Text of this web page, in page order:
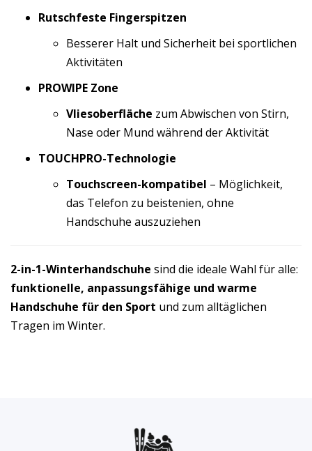
Rutschfeste Fingerspitzen
Besserer Halt und Sicherheit bei sportlichen
Aktivitäten
PROWIPE Zone
Vliesoberfläche zum Abwischen von Stirn,
Nase oder Mund während der Aktivität
TOUCHPRO-Technologie
Touchscreen-kompatibel – Möglichkeit,
das Telefon zu beistenien, ohne
Handschuhe auszuziehen
2-in-1-Winterhandschuhe sind die ideale Wahl für alle:
funktionelle, anpassungsfähige und warme
Handschuhe für den Sport und zum alltäglichen
Tragen im Winter.